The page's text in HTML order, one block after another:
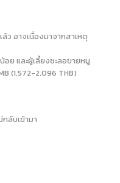
ว อาจเนื่องมาจากสาเหตุ
ย และผู้เลี้ยงชะลอขายหมู
(1,572-2,096 THB)
ลับเข้ามา